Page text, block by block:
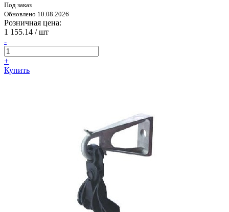
Под заказ
Обновлено 10.08.2026
Розничная цена:
1 155.14 / шт
-
+
Купить